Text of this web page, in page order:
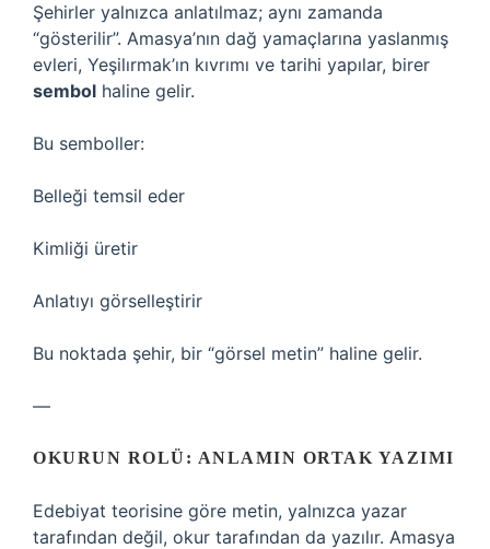
Şehirler yalnızca anlatılmaz; aynı zamanda
“gösterilir”. Amasya’nın dağ yamaçlarına yaslanmış
evleri, Yeşilırmak’ın kıvrımı ve tarihi yapılar, birer
sembol haline gelir.
Bu semboller:
Belleği temsil eder
Kimliği üretir
Anlatıyı görselleştirir
Bu noktada şehir, bir “görsel metin” haline gelir.
—
OKURUN ROLÜ: ANLAMIN ORTAK YAZIMI
Edebiyat teorisine göre metin, yalnızca yazar
tarafından değil, okur tarafından da yazılır. Amasya